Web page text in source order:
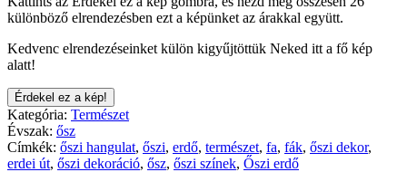
különböző elrendezésben ezt a képünket az árakkal együtt.
Kedvenc elrendezéseinket külön kigyűjtöttük Neked itt a fő kép
alatt!
Érdekel ez a kép!
Kategória: Természet
Évszak: ősz
Címkék: őszi hangulat, őszi, erdő, természet, fa, fák, őszi dekor,
erdei út, őszi dekoráció, ősz, őszi színek, Őszi erdő